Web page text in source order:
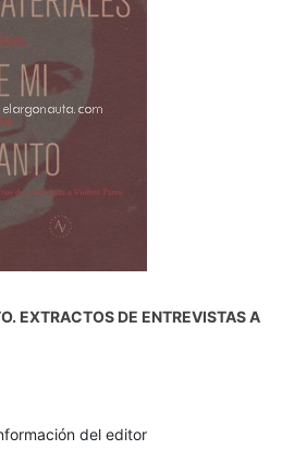
EXTRACTOS DE ENTREVISTAS A
del editor